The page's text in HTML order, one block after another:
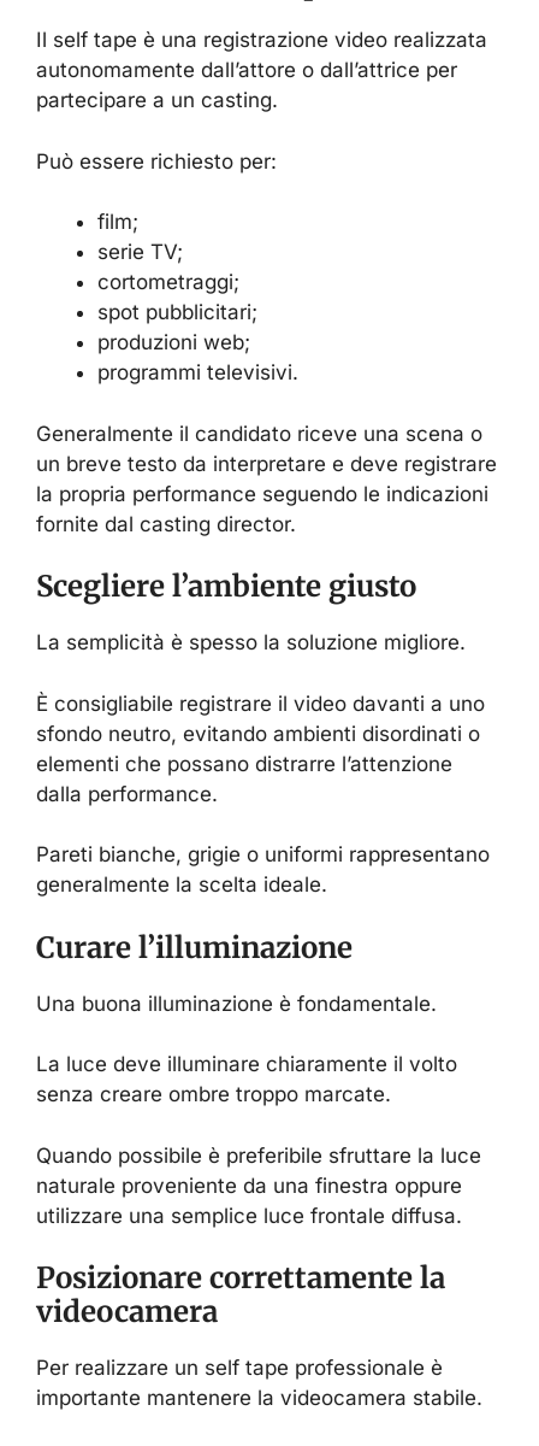
Il self tape è una registrazione video realizzata
autonomamente dall’attore o dall’attrice per
partecipare a un casting.
Può essere richiesto per:
film;
serie TV;
cortometraggi;
spot pubblicitari;
produzioni web;
programmi televisivi.
Generalmente il candidato riceve una scena o
un breve testo da interpretare e deve registrare
la propria performance seguendo le indicazioni
fornite dal casting director.
Scegliere l’ambiente giusto
La semplicità è spesso la soluzione migliore.
È consigliabile registrare il video davanti a uno
sfondo neutro, evitando ambienti disordinati o
elementi che possano distrarre l’attenzione
dalla performance.
Pareti bianche, grigie o uniformi rappresentano
generalmente la scelta ideale.
Curare l’illuminazione
Una buona illuminazione è fondamentale.
La luce deve illuminare chiaramente il volto
senza creare ombre troppo marcate.
Quando possibile è preferibile sfruttare la luce
naturale proveniente da una finestra oppure
utilizzare una semplice luce frontale diffusa.
Posizionare correttamente la
videocamera
Per realizzare un self tape professionale è
importante mantenere la videocamera stabile.